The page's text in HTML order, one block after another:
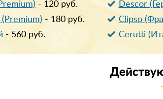
- 120руб. Descor
- 180руб. Clipso
- 560руб. Cerutti